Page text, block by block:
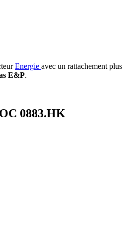
Energie avec un rattachement plus
E&P.
0883.HK